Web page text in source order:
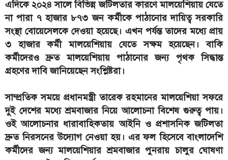
এদিকে ২০২৪ সালে বিভিন্ন জটিলতার কারণে মালয়েশিয়ায় যেতে
না পারা ৭ হাজার ৮৭৩ জন কর্মীকে পাঠানোর দায়িত্ব সরকারি
সংস্থা বোয়েসেলকে দেওয়া হয়েছে। এখন পর্যন্ত তাদের মধ্যে প্রায়
৩ হাজার কর্মী মালয়েশিয়ায় যেতে সক্ষম হয়েছেন। বাকি
কর্মীদেরও দ্রুত মালয়েশিয়ায় পাঠানোর জন্য পৃথক সিদ্ধান্ত
গ্রহণের দাবি জানিয়েছেন সংশ্লিষ্টরা।
সাম্প্রতিক সময়ে প্রধানমন্ত্রী তারেক রহমানের মালয়েশিয়া সফরে
দুই দেশের মধ্যে শ্রমবাজার নিয়ে আলোচনা বিশেষ গুরুত্ব পায়।
ওই আলোচনার ধারাবাহিকতায় আইনি ও প্রশাসনিক জটিলতা
দ্রুত নিরসনের উদ্যোগ নেওয়া হয়। এর ফল হিসেবে বাংলাদেশি
কর্মীদের জন্য মালয়েশিয়ার শ্রমবাজার পুনরায় চালুর ঘোষণা